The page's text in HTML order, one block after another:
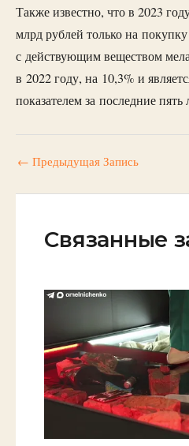
Также известно, что в 2023
млрд рублей только на
с действующим веществом
в 2022 году, на 10,3% и
показателем за последние пять
← Предыдущая Запись
Связанные